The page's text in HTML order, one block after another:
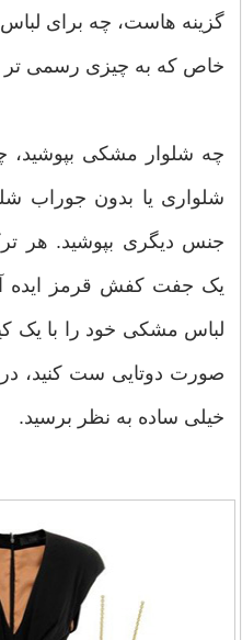
گزینه هاست، چه برای
خاص که به چیزی رسمی تر
چه شلوار مشکی بپوشید،
شلواری یا بدون جوراب
جنس دیگری بپوشید. هر
یک جفت کفش قرمز ایده
لباس مشکی خود را با یک
صورت دوتایی ست کنید،
خیلی ساده به نظر برسید.